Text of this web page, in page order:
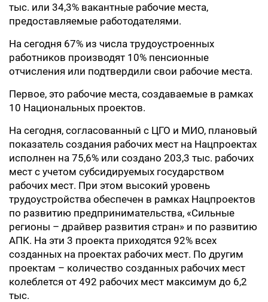
тыс. или 34,3% вакантные рабочие места,
предоставляемые работодателями.
На сегодня 67% из числа трудоустроенных
работников производят 10% пенсионные
отчисления или подтвердили свои рабочие места.
Первое, это рабочие места, создаваемые в рамках
10 Национальных проектов.
На сегодня, согласованный с ЦГО и МИО, плановый
показатель создания рабочих мест на Нацпроектах
исполнен на 75,6% или создано 203,3 тыс. рабочих
мест с учетом субсидируемых государством
рабочих мест. При этом высокий уровень
трудоустройства обеспечен в рамках Нацпроектов
по развитию предпринимательства, «Сильные
регионы – драйвер развития стран» и по развитию
АПК. На эти 3 проекта приходятся 92% всех
созданных на проектах рабочих мест. По другим
проектам – количество созданных рабочих мест
колеблется от 492 рабочих мест максимум до 6,2
тыс.